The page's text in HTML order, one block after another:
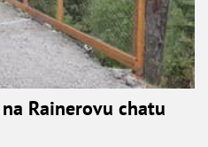
Rainerovu chatu